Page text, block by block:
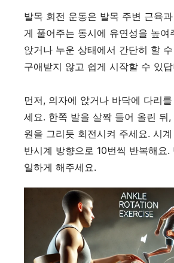
발목 회전 운동은 발목 주변 근육
게 풀어주는 동시에 유연성을 높여
앉거나 누운 상태에서 간단히 할
구애받지 않고 쉽게 시작할 수 있
먼저, 의자에 앉거나 바닥에 다리
세요. 한쪽 발을 살짝 들어 올린 뒤,
원을 그리듯 회전시켜 주세요. 시
반시계 방향으로 10번씩 반복해요.
일하게 해주세요.